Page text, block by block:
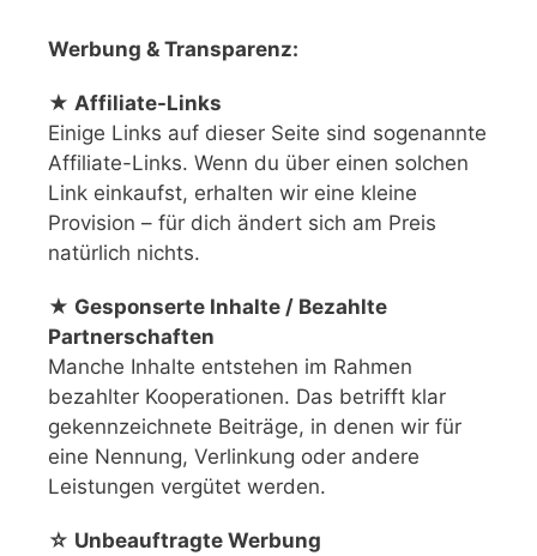
Werbung & Transparenz:
★ Affiliate-Links
Einige Links auf dieser Seite sind sogenannte
Affiliate-Links. Wenn du über einen solchen
Link einkaufst, erhalten wir eine kleine
Provision – für dich ändert sich am Preis
natürlich nichts.
★ Gesponserte Inhalte / Bezahlte
Partnerschaften
Manche Inhalte entstehen im Rahmen
bezahlter Kooperationen. Das betrifft klar
gekennzeichnete Beiträge, in denen wir für
eine Nennung, Verlinkung oder andere
Leistungen vergütet werden.
☆ Unbeauftragte Werbung